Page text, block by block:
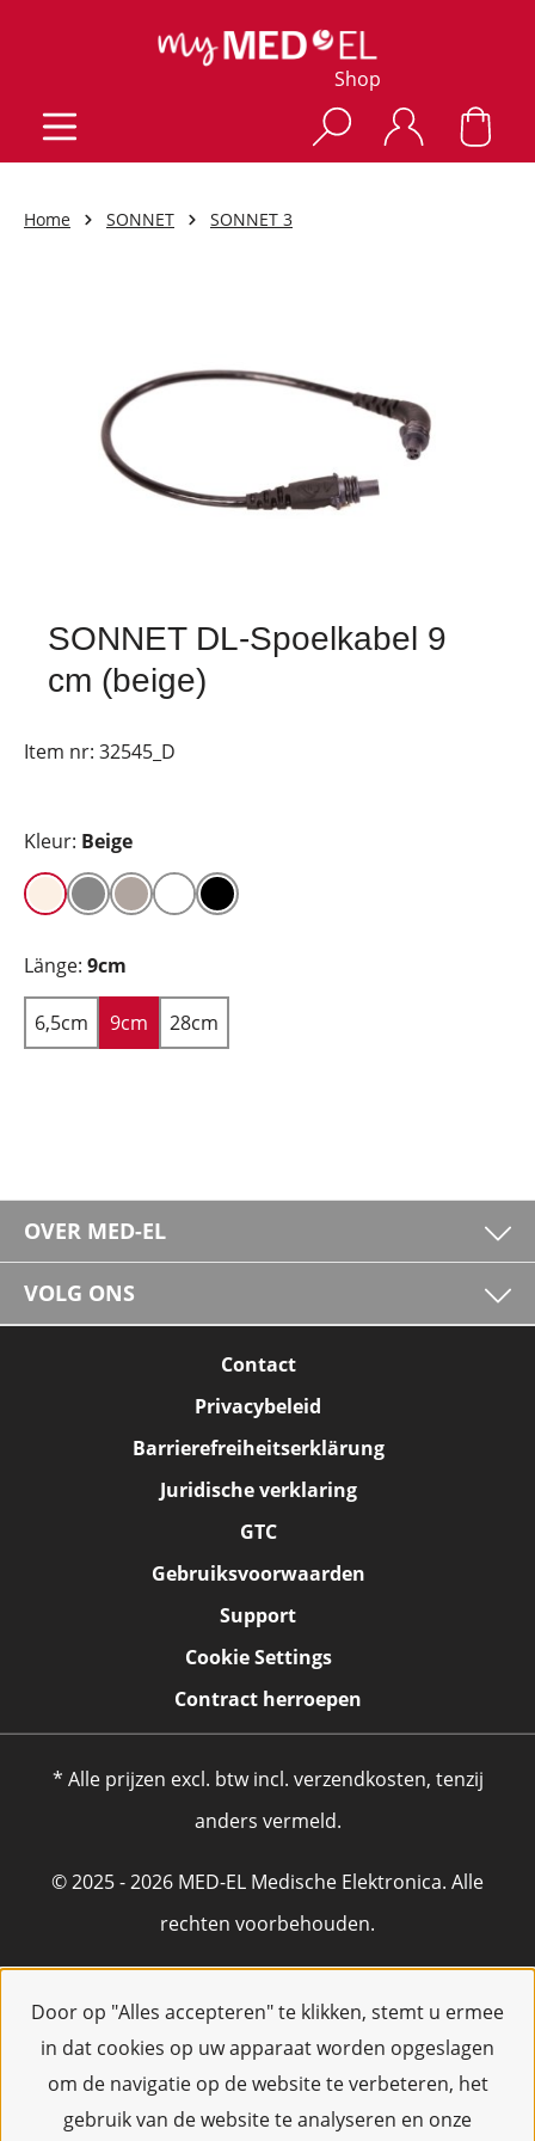
Door op "Alles accepteren" te klikken, stemt u ermee
in dat cookies op uw apparaat worden opgeslagen
om de navigatie op de website te verbeteren, het
gebruik van de website te analyseren en onze
Shop
Home SONNET SONNET 3
SONNET DL-Spoelkabel 9
cm (beige)
Item nr: 32545_D
Kleur: Beige
Länge: 9cm
6,5cm 9cm 28cm
OVER MED-EL
VOLG ONS
Contact
Privacybeleid
Barrierefreiheitserklärung
Juridische verklaring
GTC
Gebruiksvoorwaarden
Support
Cookie Settings
Contract herroepen
* Alle prijzen excl. btw incl. verzendkosten, tenzij
anders vermeld.
© 2025 - 2026 MED-EL Medische Elektronica. Alle
rechten voorbehouden.